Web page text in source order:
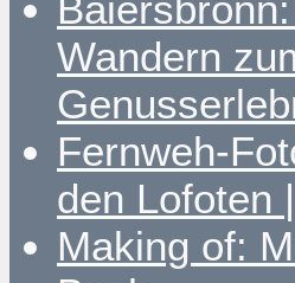
Wandern
Fernweh-
den Lofoten
Making of: